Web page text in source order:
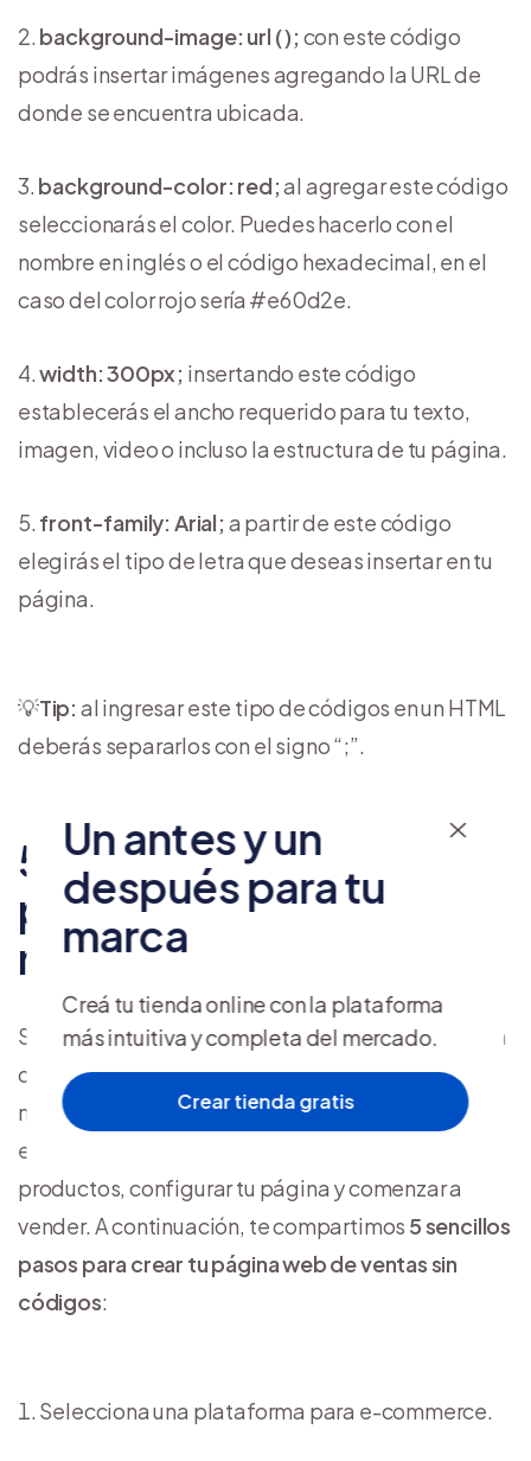
background-image: url ( ); con este código
podrás insertar imágenes agregando la URL de
donde se encuentra ubicada.
background-color: red;al agregar este código
seleccionarás el color. Puedes hacerlo con el
nombre en inglés o el código hexadecimal, en el
caso del color rojo sería #e60d2e.
width: 300px; insertando este código
establecerás el ancho requerido para tu texto,
imagen, video o incluso la estructura de tu página.
front-family: Arial; a partir de este código
elegirás el tipo de letra que deseas insertar en tu
página.
💡Tip: al ingresar este tipo de códigos en un HTML
deberás separarlos con el signo “;”.
5 pasos para crea tu
pagina web sin
necesidad de códigos
Si prefieres no depender de la programación, otra
opción eficaz para crear tu tienda online es
mediante una
plataforma de e-commerce
. Con
esta alternativa, solo necesitas subir tus
productos, configurar tu página y comenzar a
vender. A continuación, te compartimos 5 sencillos
pasos para crear tu página web de ventas sin
códigos:
Selecciona una plataforma para e-commerce.
Un antes y un
después para tu
marca
Creá tu tienda online con la plataforma
más intuitiva y completa del mercado.
Crear tienda gratis